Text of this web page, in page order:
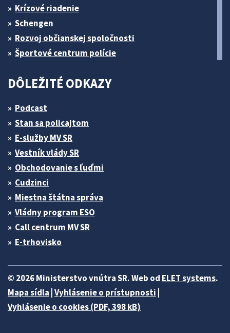
Krízové riadenie
Schengen
Rozvoj občianskej spoločnosti
Športové centrum polície
DÔLEŽITÉ ODKAZY
Podcast
Stan sa policajtom
E-služby MV SR
Vestník vlády SR
Obchodovanie s ľuďmi
Cudzinci
Miestna štátna správa
Vládny program ESO
Call centrum MV SR
E-trhovisko
© 2026 Ministerstvo vnútra SR. Web od ELET systems.
Mapa sídla Vyhlásenie o prístupnosti
Vyhlásenie o cookies (PDF, 398 kB)